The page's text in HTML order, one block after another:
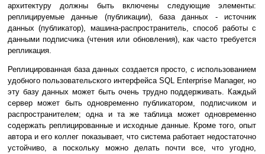
архитектуру должны быть включены следующие элементы:
реплицируемые данные (публикации), база данных - источник
данных (публикатор), машина-распространитель, способ работы с
данными подписчика (чтения или обновления), как часто требуется
репликация.
Реплицированная база данных создается просто, с использованием
удобного пользовательского интерфейса SQL Enterprise Manager, но
эту базу данных может быть очень трудно поддерживать. Каждый
сервер может быть одновременно публикатором, подписчиком и
распространителем; одна и та же таблица может одновременно
содержать реплицированные и исходные данные. Кроме того, опыт
автора и его коллег показывает, что система работает недостаточно
устойчиво, а поскольку можно делать почти все, что угодно,